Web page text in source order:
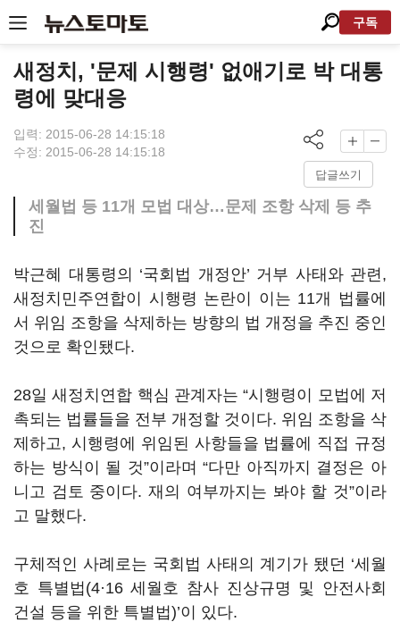
구독
새정치, '문제 시행령' 없애기로 박 대통
령에 맞대응
입력: 2015-06-28 14:15:18
수정: 2015-06-28 14:15:18
답글쓰기
세월법 등 11개 모법 대상…문제 조항 삭제 등 추
진
박근혜 대통령의 ‘국회법 개정안’ 거부 사태와 관련,
새정치민주연합이 시행령 논란이 이는 11개 법률에
서 위임 조항을 삭제하는 방향의 법 개정을 추진 중인
것으로 확인됐다.
28일 새정치연합 핵심 관계자는 “시행령이 모법에 저
촉되는 법률들을 전부 개정할 것이다. 위임 조항을 삭
제하고, 시행령에 위임된 사항들을 법률에 직접 규정
하는 방식이 될 것”이라며 “다만 아직까지 결정은 아
니고 검토 중이다. 재의 여부까지는 봐야 할 것”이라
고 말했다.
구체적인 사례로는 국회법 사태의 계기가 됐던 ‘세월
호 특별법(4·16 세월호 참사 진상규명 및 안전사회
건설 등을 위한 특별법)’이 있다.